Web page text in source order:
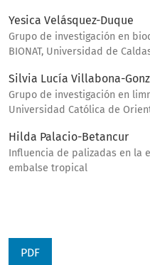
Yesica Velásquez-Duque
Grupo de investigación en
BIONAT, Universidad de
Silvia Lucía Villabona-
Grupo de investigación en
Universidad Católica de
Hilda Palacio-Betancur
Influencia de palizadas en la
embalse tropical
PDF